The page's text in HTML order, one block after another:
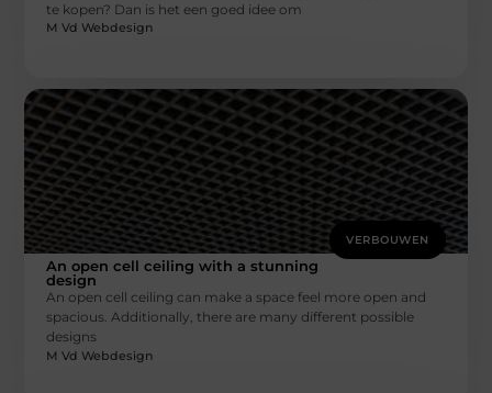
te kopen? Dan is het een goed idee om
M Vd Webdesign
VERBOUWEN
An open cell ceiling with a stunning
design
An open cell ceiling can make a space feel more open and
spacious. Additionally, there are many different possible
designs
M Vd Webdesign